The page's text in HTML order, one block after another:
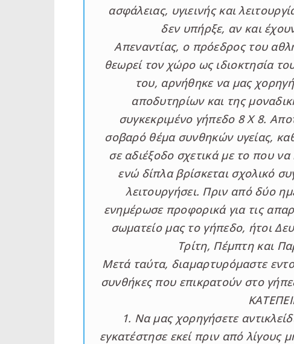
ασφάλειας, υγιεινής και
δεν υπήρξε, αν και
Απεναντίας, ο πρόεδρος του
θεωρεί τον χώρο ως ιδιοκτησία
του, αρνήθηκε να μας
αποδυτηρίων και της
συγκεκριμένο γήπεδο 8 Χ 8.
σοβαρό θέμα συνθηκών υγείας,
σε αδιέξοδο σχετικά με το που
ενώ δίπλα βρίσκεται σχολικό
λειτουργήσει. Πριν από δύο
ενημέρωσε προφορικά για τις
σωματείο μας το γήπεδο, ήτοι
Τρίτη, Πέμπτη και
Μετά ταύτα, διαμαρτυρόμαστε
συνθήκες που επικρατούν στο
1. Να μας χορηγήσετε
εγκατέστησε εκεί πριν από λίγους